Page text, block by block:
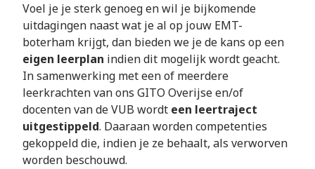
Voel je je sterk genoeg en wil je bijkomende
uitdagingen naast wat je al op jouw EMT-
boterham krijgt, dan bieden we je de kans op een
eigen leerplan indien dit mogelijk wordt geacht.
In samenwerking met een of meerdere
leerkrachten van ons GITO Overijse en/of
docenten van de VUB wordt een leertraject
uitgestippeld. Daaraan worden competenties
gekoppeld die, indien je ze behaalt, als verworven
worden beschouwd.